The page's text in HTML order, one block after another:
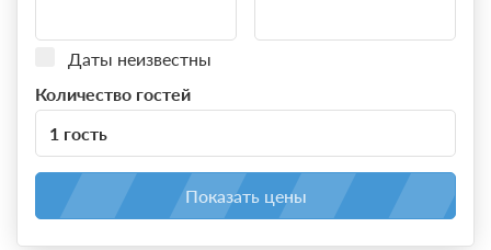
Даты неизвестны
Количество гостей
1 гость
Показать цены